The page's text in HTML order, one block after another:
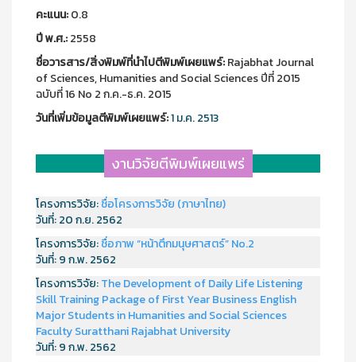
คะแนน:0.8
ปี พ.ศ.:2558
ชื่อวารสาร/สิ่งพิมพ์ที่นำไปตีพิมพ์เผยแพร์:Rajabhat Journal
of Sciences, Humanities and Social Sciences ปีที่ 2015
ฉบับที่ 16 No 2 ก.ค.-ธ.ค. 2015
วันที่เพิ่มข้อมูลตีพิมพ์เผยแพร์:1 ม.ค. 2513
งานวิจัยตีพิมพ์เผยแพร่
โครงการวิจัย:ชื่อโครงการวิจัย (ภาษาไทย)
วันที่:20 ก.ย. 2562
โครงการวิจัย:ชื่อภาพ “หน้าตึกมนุษศาสตร์” No.2
วันที่:9 ก.พ. 2562
โครงการวิจัย:The Development of Daily Life Listening
Skill Training Package of First Year Business English
Major Students in Humanities and Social Sciences
Faculty Suratthani Rajabhat University
วันที่:9 ก.พ. 2562